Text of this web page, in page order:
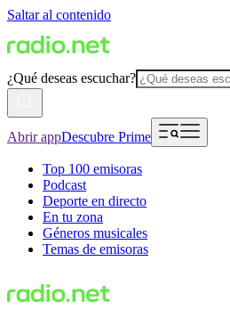
Saltar al contenido
¿Qué deseas escuchar?
Abrir appDescubre Prime
Top 100 emisoras
Podcast
Deporte en directo
En tu zona
Géneros musicales
Temas de emisoras